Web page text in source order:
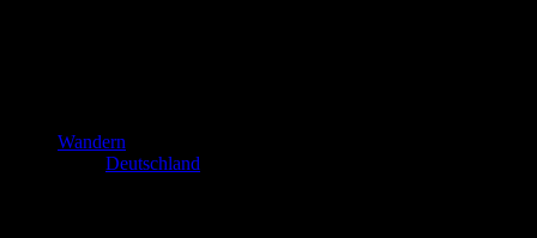
Wandern
Deutschland